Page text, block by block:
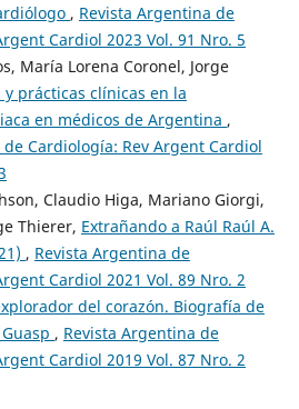
, Revista Argentina de
Cardiol 2023 Vol. 91 Nro. 5
María Lorena Coronel, Jorge
prácticas clínicas en la
en médicos de Argentina ,
Cardiología: Rev Argent Cardiol
Claudio Higa, Mariano Giorgi,
Thierer, Extrañando a Raúl Raúl A.
, Revista Argentina de
Cardiol 2021 Vol. 89 Nro. 2
del corazón. Biografía de
, Revista Argentina de
Cardiol 2019 Vol. 87 Nro. 2